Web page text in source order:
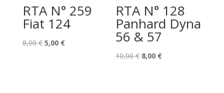
RTA N° 259
Fiat 124
8,00€ Le
5,00 €Le
RTA N° 128
Panhard Dyna
56 & 57
10,00€ Le
8,00 €Le